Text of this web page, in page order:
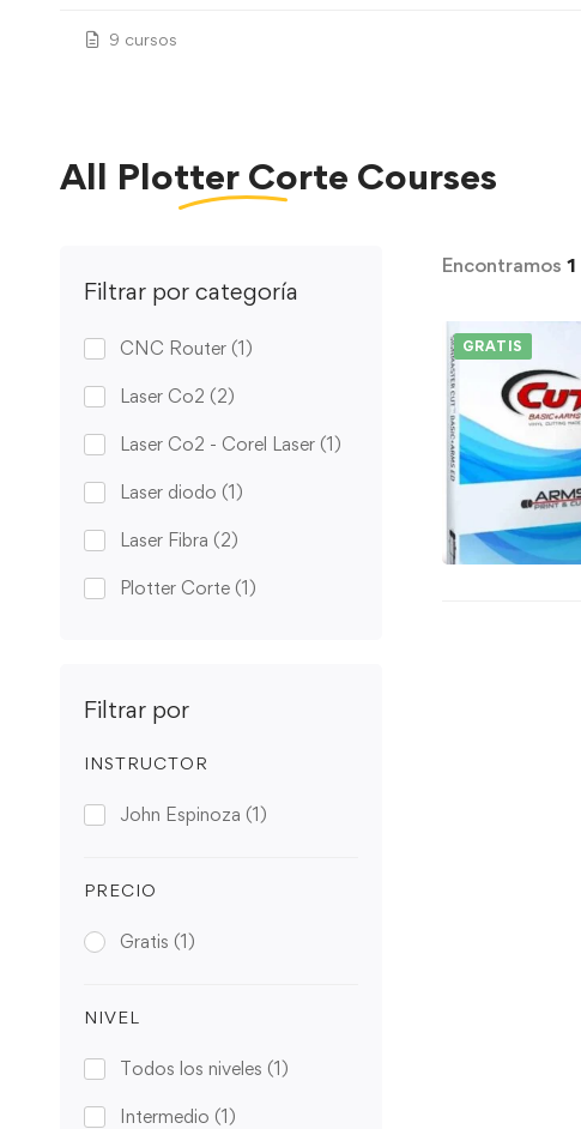
9 cursos
All Plotter Corte Courses
Filtrar por categoría
CNC Router (1)
Laser Co2 (2)
Laser Co2 - Corel Laser (1)
Laser diodo (1)
Laser Fibra (2)
Plotter Corte (1)
Filtrar por
INSTRUCTOR
John Espinoza (1)
PRECIO
Gratis (1)
NIVEL
Todos los niveles (1)
Intermedio (1)
Encontramos 1
GRATIS